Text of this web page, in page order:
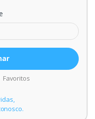
Favoritos